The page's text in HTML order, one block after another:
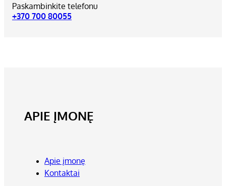
Paskambinkite telefonu
+370 700 80055
APIE ĮMONĘ
Apie įmonę
Kontaktai